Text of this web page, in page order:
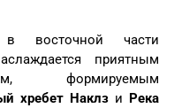
восточной части
приятным
формируемым
хребет Наклз и Река